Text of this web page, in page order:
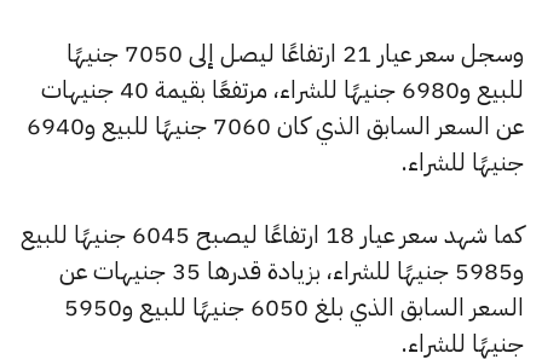
وسجل سعر عيار 21 ارتفاعًا ليصل إلى 7050 جنيهًا
للبيع و6980 جنيهًا للشراء، مرتفعًا بقيمة 40 جنيهات
عن السعر السابق الذي كان 7060 جنيهًا للبيع و6940
جنيهًا للشراء.
كما شهد سعر عيار 18 ارتفاعًا ليصبح 6045 جنيهًا للبيع
و5985 جنيهًا للشراء، بزيادة قدرها 35 جنيهات عن
السعر السابق الذي بلغ 6050 جنيهًا للبيع و5950
جنيهًا للشراء.